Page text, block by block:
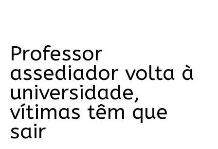
Professor
assediador volta à
universidade,
vítimas têm que
sair